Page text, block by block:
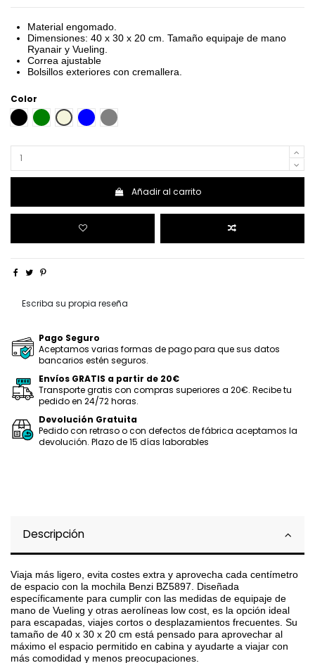
Material engomado.
Dimensiones: 40 x 30 x 20 cm. Tamaño equipaje de mano
Ryanair y Vueling.
Correa ajustable
Bolsillos exteriores con cremallera.
Color
NEGRO VERDE BEIGE AZUL GRIS
Añadir al carrito
Escriba su propia reseña
Pago Seguro
Aceptamos varias formas de pago para que sus datos
bancarios estén seguros.
Envíos GRATIS a partir de 20€
Transporte gratis con compras superiores a 20€. Recibe tu
pedido en 24/72 horas.
Devolución Gratuita
Pedido con retraso o con defectos de fábrica aceptamos la
devolución. Plazo de 15 días laborables
Descripción
Viaja más ligero, evita costes extra y aprovecha cada centímetro
de espacio con la mochila Benzi BZ5897. Diseñada
específicamente para cumplir con las medidas de equipaje de
mano de Vueling y otras aerolíneas low cost, es la opción ideal
para escapadas, viajes cortos o desplazamientos frecuentes. Su
tamaño de 40 x 30 x 20 cm está pensado para aprovechar al
máximo el espacio permitido en cabina y ayudarte a viajar con
más comodidad y menos preocupaciones.